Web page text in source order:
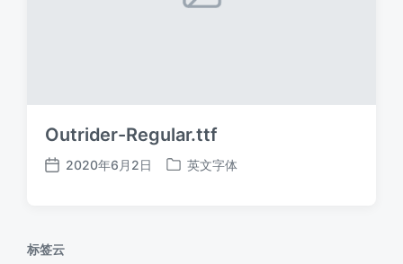
Outrider-Regular.ttf
发
2020年6月2日
发
英文字体
标签云